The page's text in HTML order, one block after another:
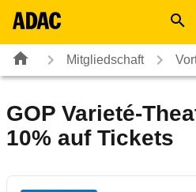
Mitgliedschaft
GOP Varieté-
10% auf Tickets